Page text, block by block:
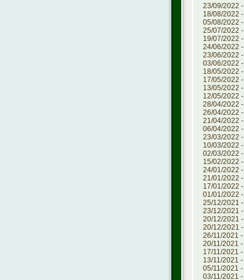
23/09/2022 -
18/08/2022 -
05/08/2022 -
25/07/2022 -
19/07/2022 -
24/06/2022 -
23/06/2022 -
03/06/2022 -
18/05/2022 -
17/05/2022 -
13/05/2022 -
12/05/2022 -
28/04/2022 -
26/04/2022 -
21/04/2022 -
06/04/2022 -
23/03/2022 -
10/03/2022 -
02/03/2022 -
15/02/2022 -
24/01/2022 -
21/01/2022 -
17/01/2022 -
01/01/2022 -
25/12/2021 -
23/12/2021 -
20/12/2021 -
20/12/2021 -
26/11/2021 -
20/11/2021 -
17/11/2021 -
13/11/2021 -
05/11/2021 -
03/11/2021 -